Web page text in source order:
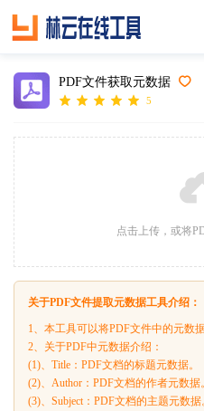
PDF文件获取元数据
5
点击上传，或将
关于PDF文件提取元数据工具介绍：
1、本工具可以将PDF文件中的元数
2、关于PDF中元数据介绍：
(1)、Title：PDF文档的标题元数据。
(2)、Author：PDF文档的作者元数据。
(3)、Subject：PDF文档的主题元数据